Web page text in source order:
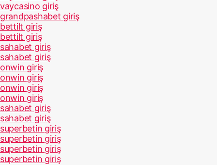
vaycasino giriş
grandpashabet giriş
bettilt giriş
bettilt giriş
sahabet giriş
sahabet giriş
onwin giriş
onwin giriş
onwin giriş
onwin giriş
sahabet giriş
sahabet giriş
superbetin giriş
superbetin giriş
superbetin giriş
superbetin giriş